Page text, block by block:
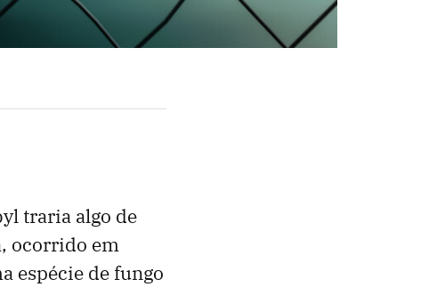
traria algo de
ocorrido em
espécie de fungo